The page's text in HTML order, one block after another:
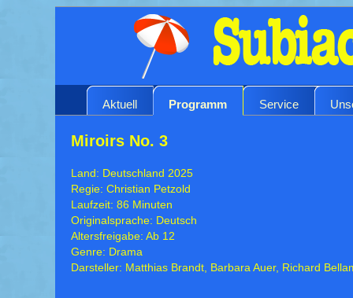
Aktuell Programm Service
Miroirs No. 3
Land: Deutschland 2025
Regie: Christian Petzold
Laufzeit: 86 Minuten
Originalsprache: Deutsch
Altersfreigabe: Ab 12
Genre: Drama
Darsteller: Matthias Brandt, Barbara Auer, Richard